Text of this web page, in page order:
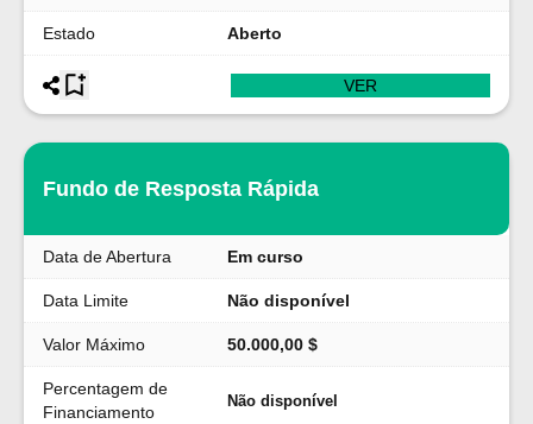
Estado Aberto
VER
Fundo de Resposta Rápida
Data de Abertura Em curso
Data Limite Não disponível
Valor Máximo 50.000,00 $
Percentagem de
Financiamento
Não disponível